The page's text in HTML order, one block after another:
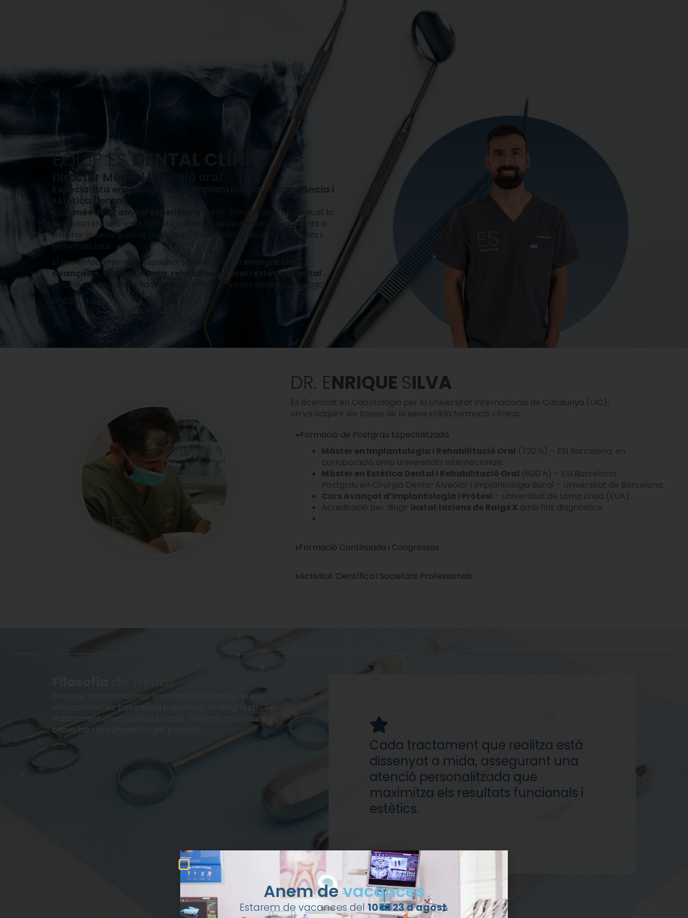
EQUIP ES DENTAL CLÍNIC
Director Mèdic i Cirurgià oral
Especialista en Cirurgia Oral, Implantologia, Prostodòncia i
Estètica Dental
més de 22 anys d’experiència
, el Dr. Enrique Silva ha dedicat la
seva carrera a la salut i estètica dental, ajudant milers de pacients a
millorar la seva qualitat de vida a través de tractaments avançats i
personalitzats.
El seu enfocament professional se centra en la
avançada, implantologia, rehabilitació oral i estètica dental ,
cosa que ho ha consolidat com un referent en el camp odontològic.
NºCOL. 4922
DR. ENRIQUE SILVA
És llicenciat en Odontologia per la Universitat Internacional de Catalunya (UIC),
on va adquirir les bases de la seva sòlida formació clínica.
Formació de Postgrau Especialitzada
Màster en Implantologia i Rehabilitació Oral (720 h) – ESI Barcelona, ​​en
col·laboració amb universitats internacionals.
Màster en Estètica Dental i Rehabilitació Oral (600 h) – ESI Barcelona.
Postgrau en Cirurgia Dento-Alveolar i Implantologia Bucal – Universitat de Barcelona.
Curs Avançat d’Implantologia i Pròtesi – Universitat de Loma Linda (EUA).
Acreditació per dirigir instal·lacions de Raigs X amb fins diagnòstics.
Formació Continuada i Congressos
Activitat Científica i Societats Professionals
Dedicat a proporcionar una atenció integral, el seu
enfocament es basa en la prevenció, el diagnòstic i el
tractament de malalties bucals, sempre prioritzant el
benestar i la comoditat del pacient.
Cada tractament que realitza està
dissenyat a mida, assegurant una
atenció personalitzada que
maximitza els resultats funcionals i
estètics.
Anem devacances
Estarem de vacances del 10 al 23 d'agost.